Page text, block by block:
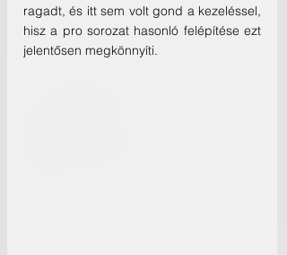
ragadt, és itt sem volt gond a kezeléssel,
hisz a pro sorozat hasonló felépítése ezt
jelentősen megkönnyíti.